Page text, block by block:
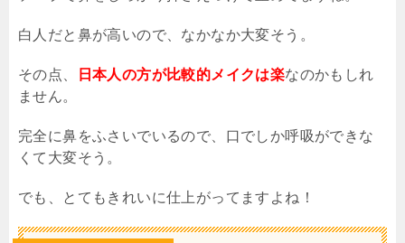
白人だと鼻が高いので、なかなか大変そう。
その点、 日本人の方が比較的メイクは楽なのかもしれ
ません。
完全に鼻をふさいでいるので、口でしか呼吸ができな
くて大変そう。
でも、とてもきれいに仕上がってますよね！